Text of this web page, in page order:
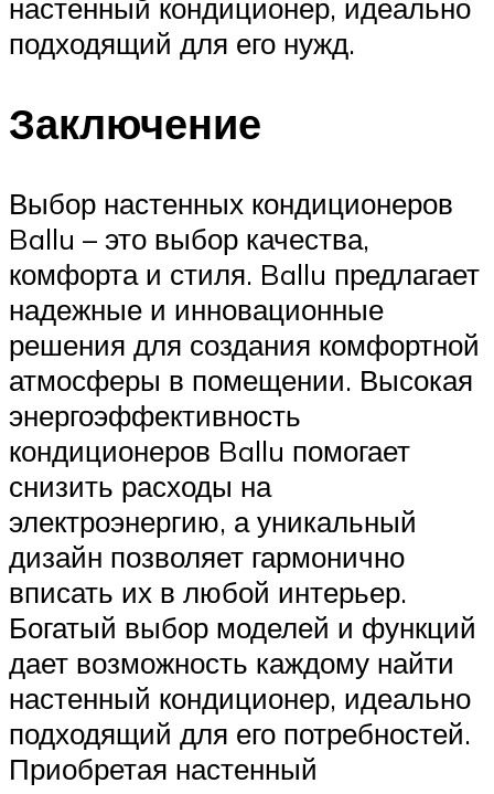
настенный кондиционер, идеально
подходящий для его нужд.
Заключение
Выбор настенных кондиционеров
Ballu – это выбор качества,
комфорта и стиля. Ballu предлагает
надежные и инновационные
решения для создания комфортной
атмосферы в помещении. Высокая
энергоэффективность
кондиционеров Ballu помогает
снизить расходы на
электроэнергию, а уникальный
дизайн позволяет гармонично
вписать их в любой интерьер.
Богатый выбор моделей и функций
дает возможность каждому найти
настенный кондиционер, идеально
подходящий для его потребностей.
Приобретая настенный